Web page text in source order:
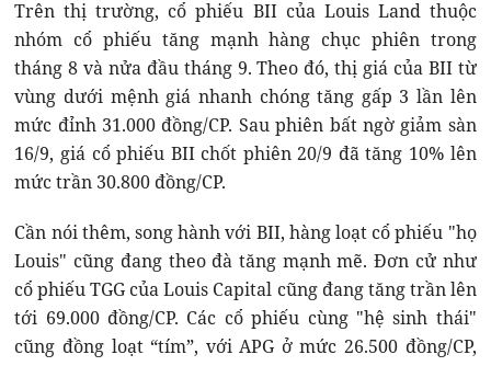
Trên thị trường, cổ phiếu BII của Louis Land thuộc
nhóm cổ phiếu tăng mạnh hàng chục phiên trong
tháng 8 và nửa đầu tháng 9. Theo đó, thị giá của BII từ
vùng dưới mệnh giá nhanh chóng tăng gấp 3 lần lên
mức đỉnh 31.000 đồng/CP. Sau phiên bất ngờ giảm sàn
16/9, giá cổ phiếu BII chốt phiên 20/9 đã tăng 10% lên
mức trần 30.800 đồng/CP.
Cần nói thêm, song hành với BII, hàng loạt cổ phiếu "họ
Louis" cũng đang theo đà tăng mạnh mẽ. Đơn cử như
cổ phiếu TGG của Louis Capital cũng đang tăng trần lên
tới 69.000 đồng/CP. Các cổ phiếu cùng "hệ sinh thái"
cũng đồng loạt “tím”, với APG ở mức 26.500 đồng/CP,